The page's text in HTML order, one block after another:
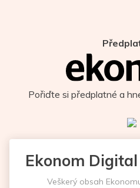
Pořiďte si předplatné a
Ekonom
Veškerý obsah